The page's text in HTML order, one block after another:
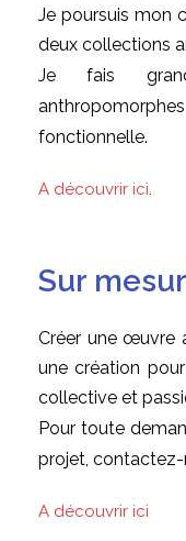
Je poursuis mon
deux collections
Je fais
fonctionnelle.
A découvrir ici.
Sur
Créer une œuvre
une création
collective et
Pour toute
projet, contactez-
A découvrir ici